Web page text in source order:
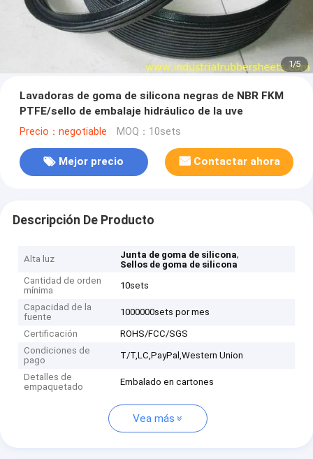
2/5
Lavadoras de goma de silicona negras de NBR FKM
PTFE/sello de embalaje hidráulico de la uve
Precio：negotiable MOQ：10sets
Mejor precio Contactar ahora
Descripción De Producto
Alta luz Junta de goma de silicona,
Sellos de goma de silicona
Cantidad de orden
mínima
10sets
Capacidad de la
fuente
1000000sets por mes
Certificación
ROHS/FCC/SGS
Condiciones de
pago
T/T,LC,PayPal,Western Union
Detalles de
empaquetado
Embalado en cartones
Vea más